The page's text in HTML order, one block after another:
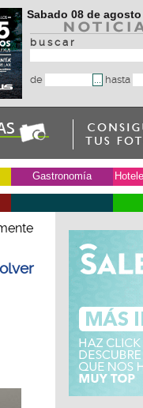
Sabado 08 de agosto
b u s c a r
de hasta
Gastronomía